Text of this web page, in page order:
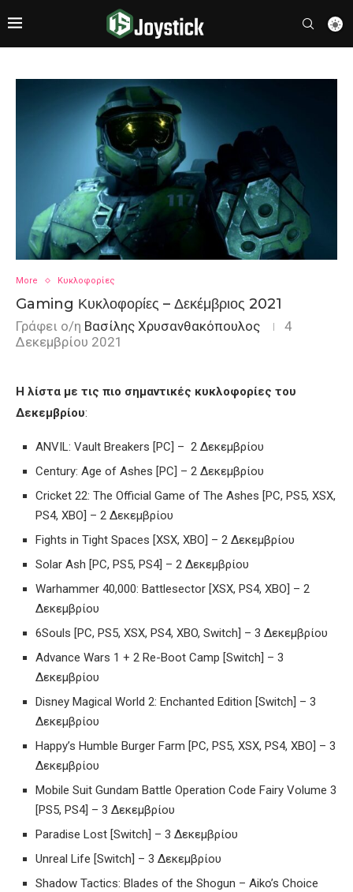
More Κυκλοφορίες
Gaming Κυκλοφορίες – Δεκέμβριος 2021
Γράφει ο/η Βασίλης Χρυσανθακόπουλος
4
Δεκεμβρίου 2021
Η λίστα με τις πιο σημαντικές κυκλοφορίες του
Δεκεμβρίου:
ANVIL: Vault Breakers [PC] – 2 Δεκεμβρίου
Century: Age of Ashes [PC] – 2 Δεκεμβρίου
Cricket 22: The Official Game of The Ashes [PC, PS5, XSX,
PS4, XBO] – 2 Δεκεμβρίου
Fights in Tight Spaces [XSX, XBO] – 2 Δεκεμβρίου
Solar Ash [PC, PS5, PS4] – 2 Δεκεμβρίου
Warhammer 40,000: Battlesector [XSX, PS4, XBO] – 2
Δεκεμβρίου
6Souls [PC, PS5, XSX, PS4, XBO, Switch] – 3 Δεκεμβρίου
Advance Wars 1 + 2 Re-Boot Camp [Switch] – 3
Δεκεμβρίου
Disney Magical World 2: Enchanted Edition [Switch] – 3
Δεκεμβρίου
Happy’s Humble Burger Farm [PC, PS5, XSX, PS4, XBO] – 3
Δεκεμβρίου
Mobile Suit Gundam Battle Operation Code Fairy Volume 3
[PS5, PS4] – 3 Δεκεμβρίου
Paradise Lost [Switch] – 3 Δεκεμβρίου
Unreal Life [Switch] – 3 Δεκεμβρίου
Shadow Tactics: Blades of the Shogun – Aiko’s Choice